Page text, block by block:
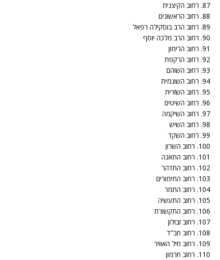
87. רחוב הקיצנית
88. רחוב הראשונים
89. רחוב הרב בוסקילה רפאל
90. רחוב הרב מלכה יוסף
91. רחוב הרימון
92. רחוב הרקפת
93. רחוב השוהם
94. רחוב השונמית
95. רחוב השזרית
96. רחוב השיטים
97. רחוב השיקמה
98. רחוב השיש
99. רחוב השקד
100. רחוב השרון
101. רחוב התאנה
102. רחוב התדהר
103. רחוב התימורים
104. רחוב התמר
105. רחוב התעשיה
106. רחוב התקשורת
107. רחוב זבולון
108. רחוב חב"ד
109. רחוב חיל האוויר
110. רחוב חרמון